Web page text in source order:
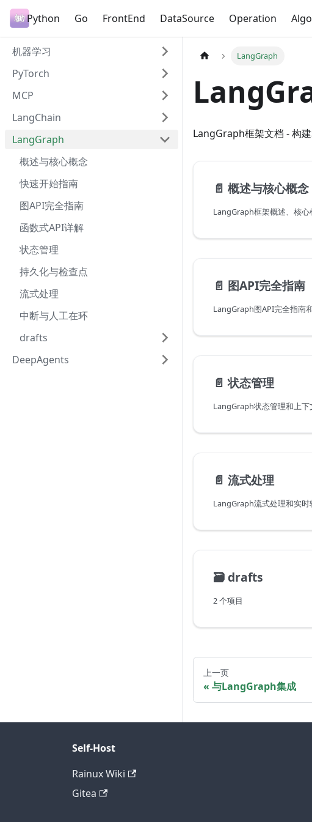
Python Go FrontEnd DataSource Operation
机器学习
PyTorch
MCP
LangChain
LangGraph
概述与核心概念
快速开始指南
图API完全指南
函数式API详解
状态管理
持久化与检查点
流式处理
中断与人工在环
drafts
DeepAgents
LangGraph
LangGraph框架文档 - 构
📄️ 概述与核心概念
LangGraph框架概述、核
📄️ 图API完全指南
LangGraph图API完全指南
📄️ 状态管理
LangGraph状态管理和上下
📄️ 流式处理
LangGraph流式处理和实时
🗃️drafts
2 个项目
上一页
与LangGraph集成
Self-Host
Rainux Wiki
Gitea